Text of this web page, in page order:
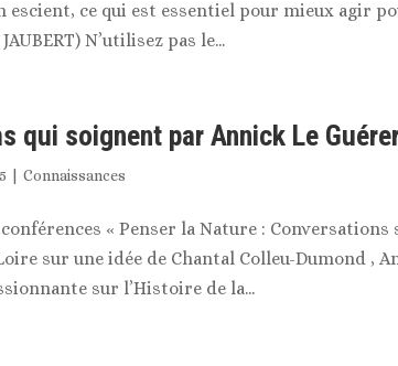
escient, ce qui est essentiel pour mieux agir
N’utilisez pas le...
qui soignent par Annick Le
|Connaissances
« Penser la Nature : Conversations
sur une idée de Chantal Colleu-Dumond ,
sur l’Histoire de la...